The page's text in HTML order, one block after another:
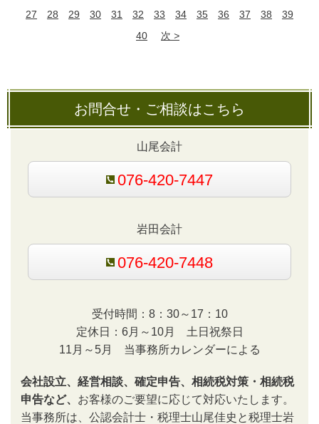
27
28 29 30 31 32 33 34 35 36 37 38
39
40
次
お問合せ・ご相談はこちら
山尾会計
076-420-7447
岩田会計
076-420-7448
受付時間：8：30～17：10
定休日：6月～10月 土日祝祭日
11月～5月 当事務所カレンダーによる
会社設立、経営相談、確定申告、相続税対策・相続税
申告など、 お客様のご要望に応じて対応いたします。
当事務所は、公認会計士・税理士山尾佳史と税理士岩